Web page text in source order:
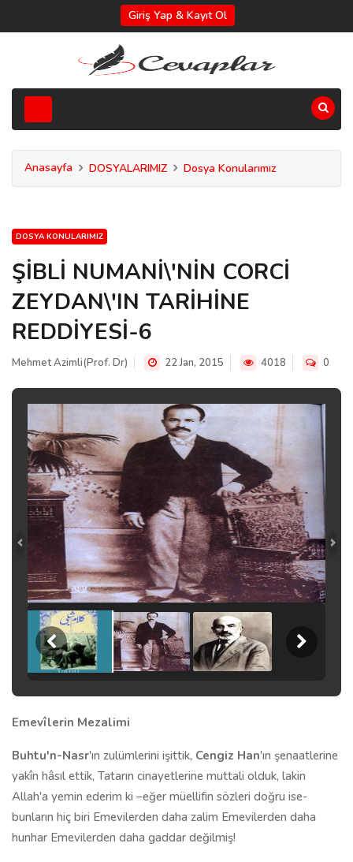
Giriş Yap & Kayıt Ol
Anasayfa DOSYALARIMIZ Dosya Konularımız
DOSYA KONULARIMIZ
ŞİBLİ NUMANİ\'NİN CORCİ
ZEYDAN\'IN TARİHİNE
REDDİYESİ-6
Mehmet Azimli(Prof. Dr) 22 Jan, 2015 4018 0
Emevîlerin Mezalimi
Buhtu'n-Nasr'ın zulümlerini işittik, Cengiz Han'ın şenaatlerine
yakîn hâsıl ettik, Tatarın cinayetlerine muttali olduk, lakin
Allah'a yemin ederim ki –eğer müellifin sözleri doğru ise-
bunların hiç biri Emevilerden daha zalim Emevilerden daha
hunhar Emevilerden daha gaddar değilmiş!